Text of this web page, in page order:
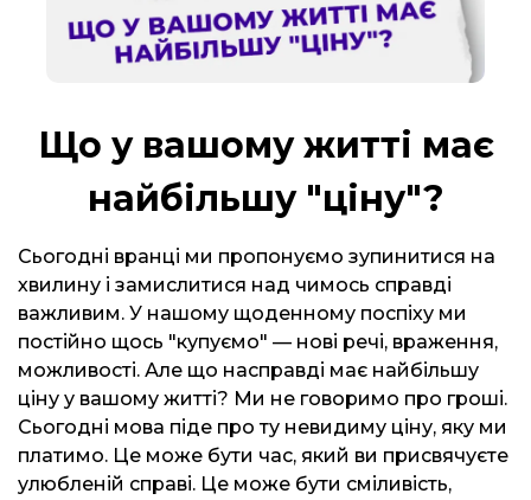
Що у вашому житті має
найбільшу "ціну"?
Сьогодні вранці ми пропонуємо зупинитися на
хвилину і замислитися над чимось справді
важливим. У нашому щоденному поспіху ми
постійно щось "купуємо" — нові речі, враження,
можливості. Але що насправді має найбільшу
ціну у вашому житті? Ми не говоримо про гроші.
Сьогодні мова піде про ту невидиму ціну, яку ми
платимо. Це може бути час, який ви присвячуєте
улюбленій справі. Це може бути сміливість,